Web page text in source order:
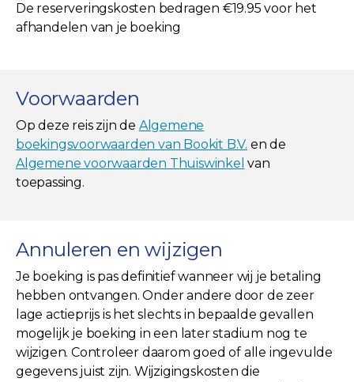
De reserveringskosten bedragen €19.95 voor het
afhandelen van je boeking
Voorwaarden
Op deze reis zijn de Algemene
boekingsvoorwaarden van Bookit B.V. en de
Algemene voorwaarden Thuiswinkel van
toepassing.
Annuleren en wijzigen
Je boeking is pas definitief wanneer wij je betaling
hebben ontvangen. Onder andere door de zeer
lage actieprijs is het slechts in bepaalde gevallen
mogelijk je boeking in een later stadium nog te
wijzigen. Controleer daarom goed of alle ingevulde
gegevens juist zijn. Wijzigingskosten die